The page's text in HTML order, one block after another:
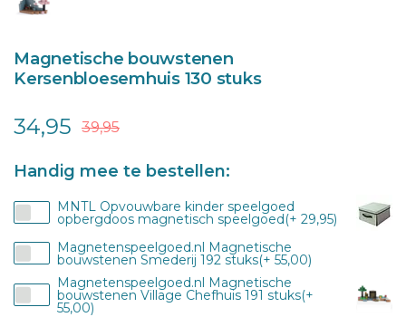
Magnetische bouwstenen
Kersenbloesemhuis 130 stuks
34,95 39,95
Handig mee te bestellen:
MNTL Opvouwbare kinder speelgoed
opbergdoos magnetisch speelgoed(+ 29,95)
Magnetenspeelgoed.nl Magnetische
bouwstenen Smederij 192 stuks(+ 55,00)
Magnetenspeelgoed.nl Magnetische
bouwstenen Village Chefhuis 191 stuks(+
55,00)